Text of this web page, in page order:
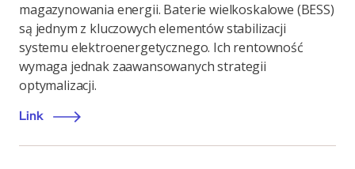
magazynowania energii. Baterie wielkoskalowe (BESS)
są jednym z kluczowych elementów stabilizacji
systemu elektroenergetycznego. Ich rentowność
wymaga jednak zaawansowanych strategii
optymalizacji.
Link